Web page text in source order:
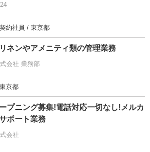
約社員 / 東京都
ネンやアメニティ類の管理業務
会社 業務部
京都
プニング募集!電話対応一切なし!メルカ
ポート業務
会社